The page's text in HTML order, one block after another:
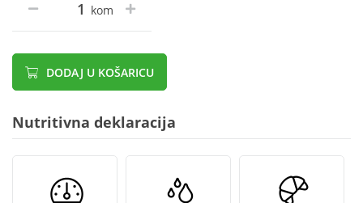
kom
DODAJ U KOŠARICU
Nutritivna deklaracija